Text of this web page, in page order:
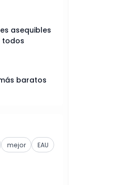
asequibles
todos
baratos
mejor
EAU